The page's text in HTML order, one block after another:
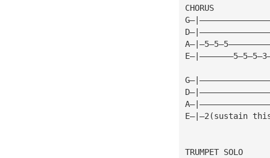
CHORUS
E—|—2(sustain
TRUMPET SOLO